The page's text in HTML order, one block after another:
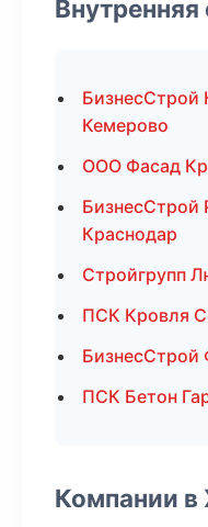
Внутренняя
БизнесСтрой
Кемерово
ООО Фасад
Краснодар
Стройгрупп
ПСК Кровля
БизнесСтрой
ПСК Бетон
Компании в